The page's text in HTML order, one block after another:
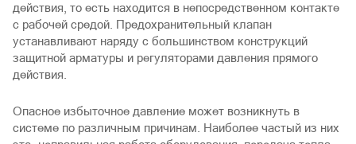
действия, то есть находится в непосредственном контакте
с рабочей средой. Предохранительный клапан
устанавливают наряду с большинством конструкций
защитной арматуры и регуляторами давления прямого
действия.
Опасное избыточное давление может возникнуть в
системе по различным причинам. Наиболее частый из них